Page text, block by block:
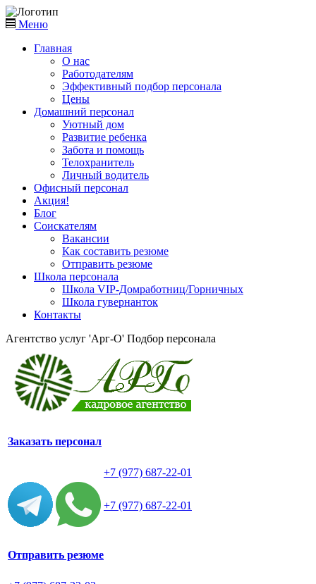
Меню
Главная
О нас
Работодателям
Эффективный подбор персонала
Цены
Домашний персонал
Уютный дом
Развитие ребенка
Забота и помощь
Телохранитель
Личный водитель
Офисный персонал
Акция!
Блог
Соискателям
Вакансии
Как составить резюме
Отправить резюме
Школа персонала
Школа VIP-Домработниц/Горничных
Школа гувернанток
Контакты
Агентство услуг 'Арг-О' Подбор персонала
Заказать персонал
+7 (977) 687-22-01
+7 (977) 687-22-01
Отправить резюме